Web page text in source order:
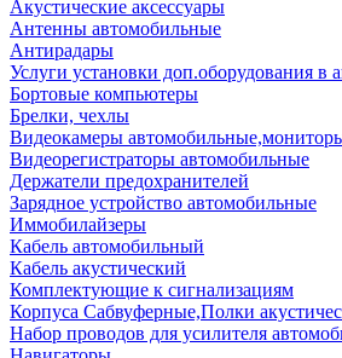
Акустические аксессуары
Антенны автомобильные
Антирадары
Услуги установки доп.оборудования в
Бортовые компьютеры
Брелки, чехлы
Видеокамеры
Видеорегистраторы автомобильные
Держатели предохранителей
Зарядное устройство автомобильные
Иммобилайзеры
Кабель автомобильный
Кабель акустический
Комплектующие к сигнализациям
Корпуса Сабвуферные,Полки
Набор проводов для усилителя